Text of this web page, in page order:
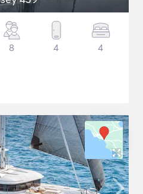
8 4 4